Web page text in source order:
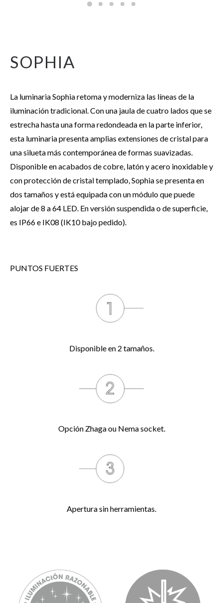
SOPHIA
La luminaria Sophia retoma y moderniza las líneas de la
iluminación tradicional. Con una jaula de cuatro lados que se
estrecha hasta una forma redondeada en la parte inferior,
esta luminaria presenta amplias extensiones de cristal para
una silueta más contemporánea de formas suavizadas.
Disponible en acabados de cobre, latón y acero inoxidable y
con protección de cristal templado, Sophia se presenta en
dos tamaños y está equipada con un módulo que puede
alojar de 8 a 64 LED. En versión suspendida o de superficie,
es IP66 e IK08 (IK10 bajo pedido).
PUNTOS FUERTES
Disponible en 2 tamaños.
Opción Zhaga ou Nema socket.
Apertura sin herramientas.